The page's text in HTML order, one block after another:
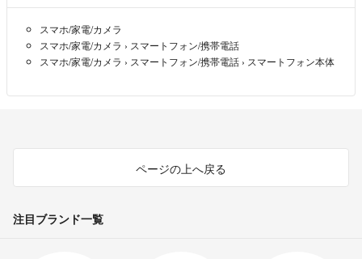
ぽんすけ123様
言葉足らずですみません。
初期化済み、アクティベーションロックも解除済みです。
バッテリーの健康状態を教えて下さい。
Vera - 3年以上前
スマホ/家電/カメラ
スマホ/家電/カメラ › スマートフォン/携帯電話
スマホ/家電/カメラ › スマートフォン/携帯電話 › スマートフォン本体
ページの上へ戻る
注目ブランド一覧